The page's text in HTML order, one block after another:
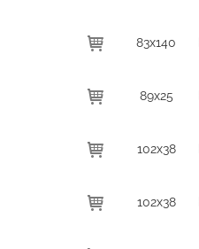
83x140
89x25
102x38
102x38